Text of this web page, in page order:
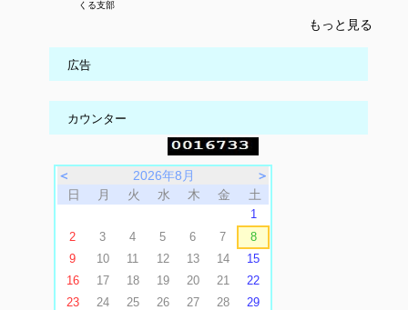
くる支部
もっと見る
広告
カウンター
＜ 2026年8月
＞
日
月 火 水 木 金 土
1
2
3 4 5 6 7
8
9
10 11 12 13 14
15
16
17 18 19 20 21
22
23
24 25 26 27 28
29